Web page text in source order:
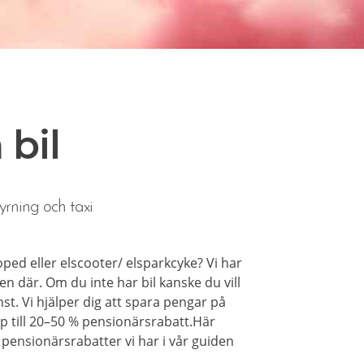
bil
och taxi
eller elscooter/ elsparkcyke? Vi har
där. Om du inte har bil kanske du vill
Vi hjälper dig att spara pengar på
till 20–50 % pensionärsrabatt.Här
vi har i vår guiden